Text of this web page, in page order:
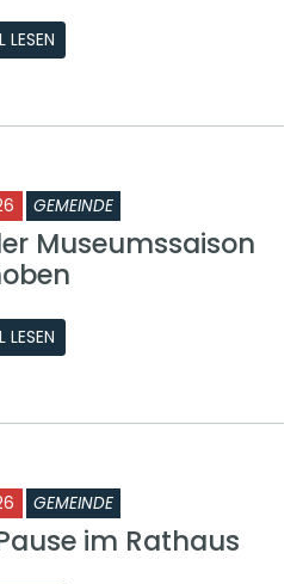
LESEN
GEMEINDE
Museumssaison
LESEN
GEMEINDE
im Rathaus